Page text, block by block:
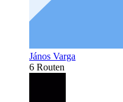
János Varga
6 Routen